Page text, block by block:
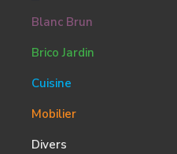
Blanc Brun
Brico Jardin
Cuisine
Mobilier
Divers